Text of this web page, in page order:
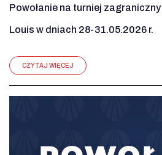
Powołanie na turniej
Louis w dniach 28-31.05.2026 r.
CZYTAJ WIĘCEJ